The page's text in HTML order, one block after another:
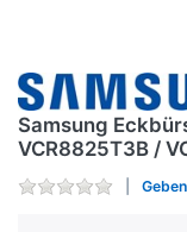
Samsung
VCR8825T3B /